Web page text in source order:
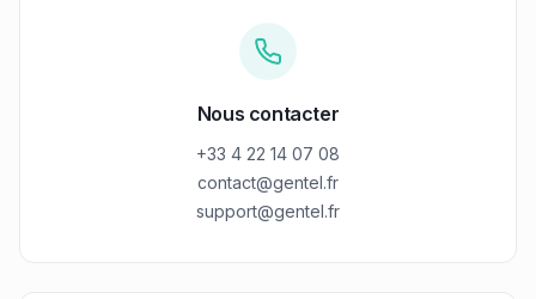
Nous contacter
+33 4 22 14 07 08
contact@gentel.fr
support@gentel.fr